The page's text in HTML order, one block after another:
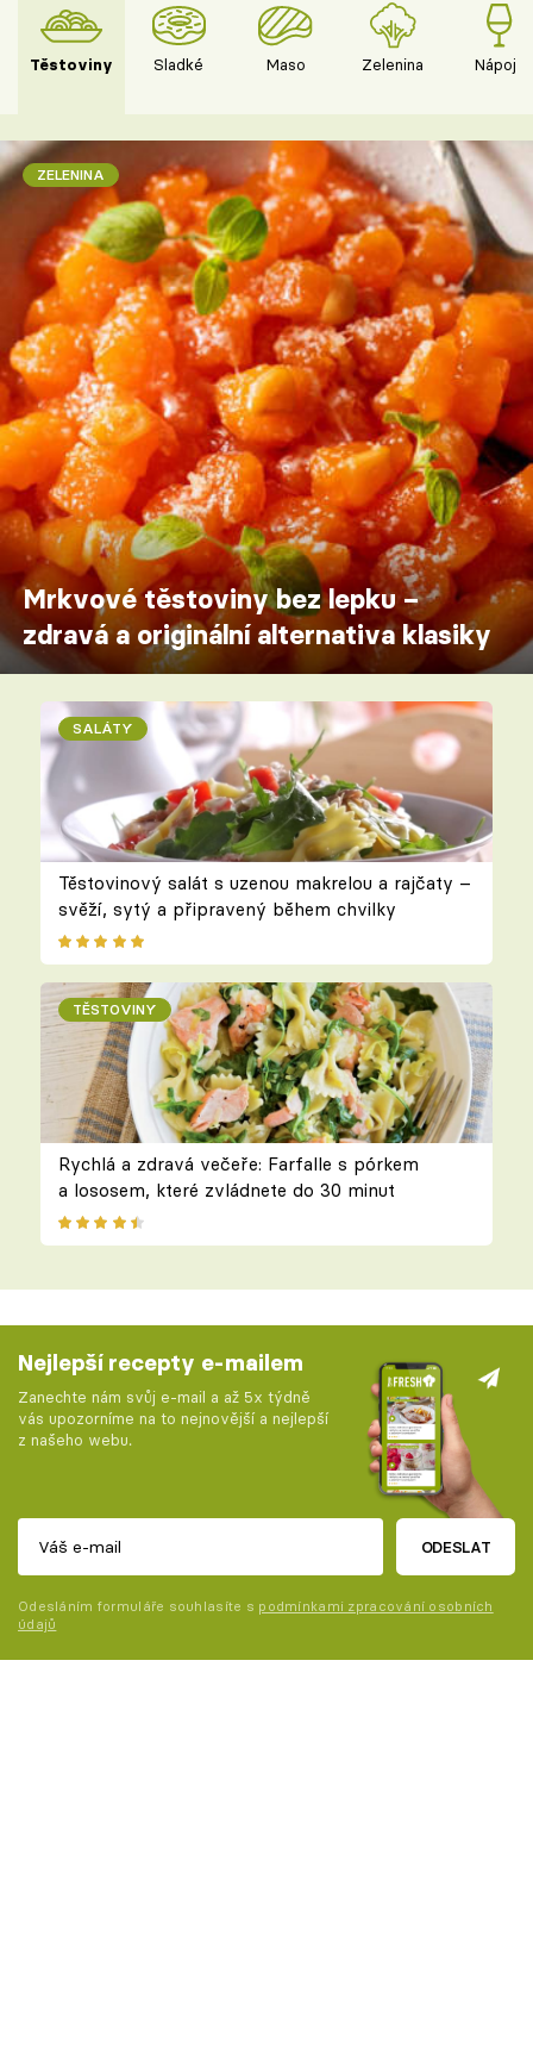
Těstoviny Sladké Maso Zelenina Nápoje
ZELENINA
Mrkvové těstoviny bez lepku –
zdravá a originální alternativa klasiky
SALÁTY
Těstovinový salát s uzenou makrelou a rajčaty –
svěží, sytý a připravený během chvilky
TĚSTOVINY
Rychlá a zdravá večeře: Farfalle s pórkem
a lososem, které zvládnete do 30 minut
Nejlepší recepty e-mailem
Zanechte nám svůj e-mail a až 5x týdně
vás upozorníme na to nejnovější a nejlepší
z našeho webu.
ODESLAT
Odesláním formuláře souhlasíte s podmínkami zpracování osobních
údajů